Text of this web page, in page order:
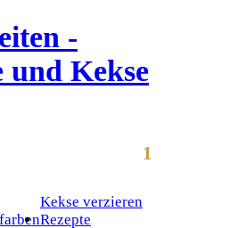
Kekse verzieren
Rezepte
1